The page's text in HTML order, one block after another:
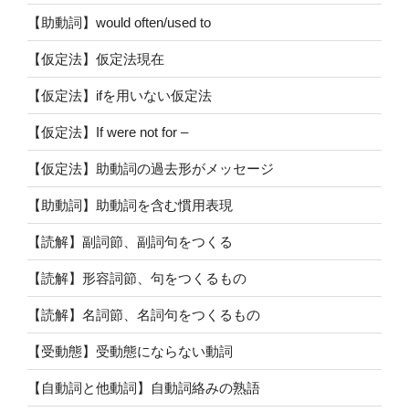
【助動詞】would often/used to
【仮定法】仮定法現在
【仮定法】ifを用いない仮定法
【仮定法】If were not for –
【仮定法】助動詞の過去形がメッセージ
【助動詞】助動詞を含む慣用表現
【読解】副詞節、副詞句をつくる
【読解】形容詞節、句をつくるもの
【読解】名詞節、名詞句をつくるもの
【受動態】受動態にならない動詞
【自動詞と他動詞】自動詞絡みの熟語